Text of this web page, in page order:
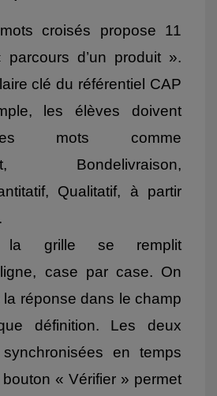
croisés propose 11
parcours d’un produit ».
clé du référentiel CAP
les élèves doivent
mots comme
Bondelivraison,
Qualitatif, à partir
la grille se remplit
case par case. On
réponse dans le champ
définition. Les deux
en temps
« Vérifier » permet